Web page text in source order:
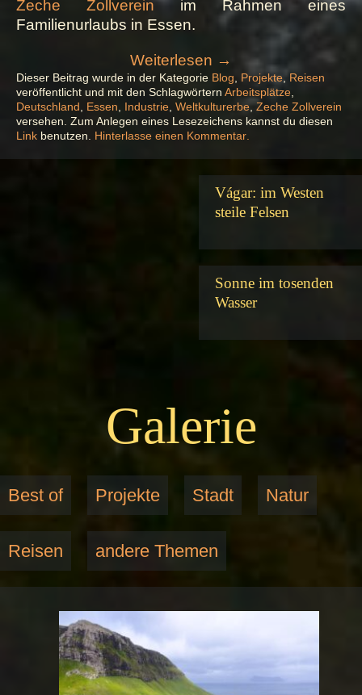
Vágar: im Westen
steile Felsen
Sonne im tosenden
Wasser
Zeche Zollverein im Rahmen eines
Familienurlaubs in Essen.
Weiterlesen „Arbeitsplätze
(4)
–
Zeche
Zollverein“
→
Dieser Beitrag wurde in der Kategorie Blog Projekte Reisen
veröffentlicht und mit den Schlagwörtern Arbeitsplätze
Deutschland
Essen Industrie Weltkulturerbe,Zeche Zollverein
versehen. Zum Anlegen eines Lesezeichens kannst du diesen
Link benutzen. Hinterlasse einen Kommentarzu
–
Zeche
Zollverein
Galerie
Best of Projekte Stadt Natur
Reisen andere Themen